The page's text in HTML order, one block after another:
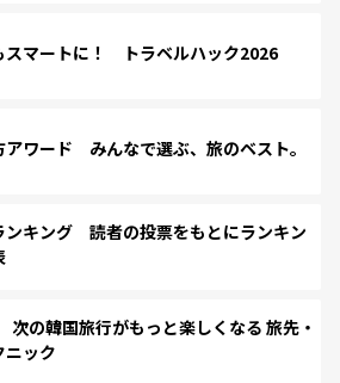
スマートに！ トラベルハック2026
アワード みんなで選ぶ、旅のベスト。
ンキング 読者の投票をもとにランキン
の韓国旅行がもっと楽しくなる 旅先・
ニック